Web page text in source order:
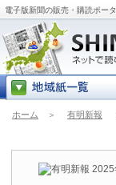
電子版新聞の販売・購読ポー
ホーム ＞ 有明新報